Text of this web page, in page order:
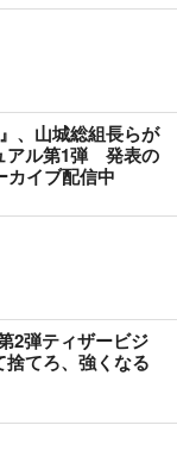
、山城総組長らが
アル第1弾 発表の
カイブ配信中
2弾ティザービジ
てろ、強くなる